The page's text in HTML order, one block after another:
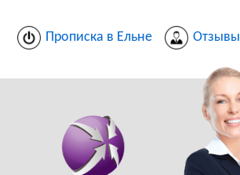
Прописка в Ельне Отзывы